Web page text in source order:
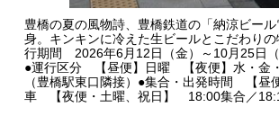
豊橋の夏の風物詩、豊橋鉄道の「納涼ビー
身。キンキンに冷えた生ビールとこだわり
行期間 2026年6月12日（金）～10月25日
●運行区分 【昼便】日曜 【夜便】水・金
（豊橋駅東口隣接）●集合・出発時間
車 【夜便・土曜、祝日】 18:00集合／